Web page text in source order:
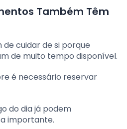
Também Têm
de cuidar de si porque
de muito tempo disponível.
é necessário reservar
do dia já podem
importante.